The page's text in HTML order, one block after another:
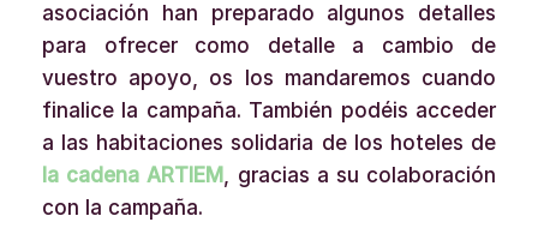
asociación han preparado algunos detalles
para ofrecer como detalle a cambio de
vuestro apoyo, os los mandaremos cuando
finalice la campaña. También podéis acceder
a las habitaciones solidaria de los hoteles de
la cadena ARTIEM , gracias a su colaboración
con la campaña.